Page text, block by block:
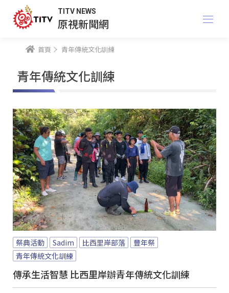
TITV NEWS
原視新聞網
首頁 青年傳統文化訓練
青年傳統文化訓練
祭典活動 Sadim 比西里岸部落
豐年祭
青年傳統文化訓練
傳承生活智慧 比西里岸辦青年傳統文化訓練